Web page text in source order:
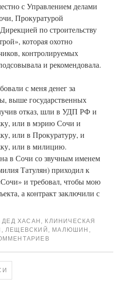
с Управлением делами
Прокуратурой
по строительству
которая охотно
контролируемых
и рекомендовала.
с меня денег за
выше государственных
отказ, шли в УДП РФ и
или в мэрию Сочи и
или в Прокуратуру, и
или в милицию.
в Сочи со звучным именем
Татулян) приходил к
и требовал, чтобы мою
а контракт заключили с
ДЕД ХАСАН , КЛИНИЧЕСКАЯ
,ЛЕЩЕВСКИЙ , МАЛЮШИН ,